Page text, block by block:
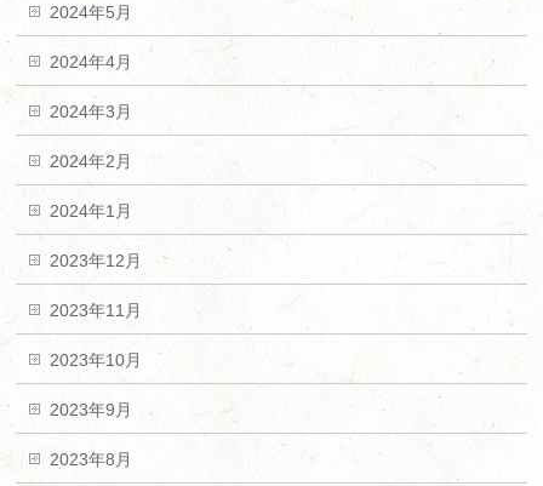
2024年5月
2024年4月
2024年3月
2024年2月
2024年1月
2023年12月
2023年11月
2023年10月
2023年9月
2023年8月